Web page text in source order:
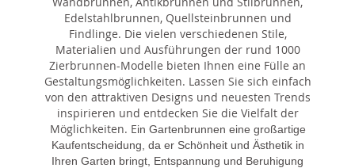
Edelstahlbrunnen, Quellsteinbrunnen und
Findlinge. Die vielen verschiedenen Stile,
Materialien und Ausführungen der rund 1000
Zierbrunnen-Modelle bieten Ihnen eine Fülle an
Gestaltungsmöglichkeiten. Lassen Sie sich einfach
von den attraktiven Designs und neuesten Trends
inspirieren und entdecken Sie die Vielfalt der
Möglichkeiten. Ein Gartenbrunnen eine großartige
Kaufentscheidung, da er Schönheit und Ästhetik in
Ihren Garten bringt, Entspannung und Beruhigung